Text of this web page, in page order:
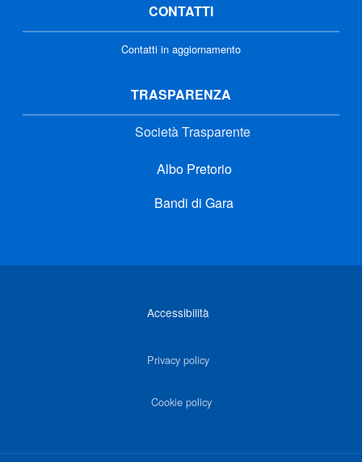
CONTATTI
Contatti in aggiornamento
TRASPARENZA
Società Trasparente
Albo Pretorio
Bandi di Gara
Accessibilità
Privacy policy
Cookie policy